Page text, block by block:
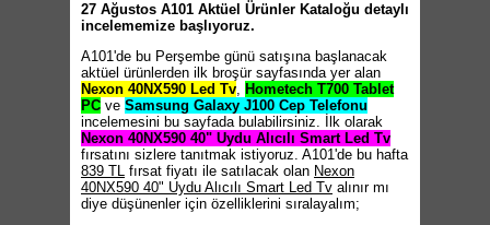
27 Ağustos A101 Aktüel Ürünler Kataloğu detaylı
incelememize başlıyoruz.
A101'de bu Perşembe günü satışına başlanacak
aktüel ürünlerden ilk broşür sayfasında yer alan
Nexon 40NX590 Led Tv, Hometech T700 Tablet
PC ve Samsung Galaxy J100 Cep Telefonu
incelemesini bu sayfada bulabilirsiniz. İlk olarak
Nexon 40NX590 40" Uydu Alıcılı Smart Led Tv
fırsatını sizlere tanıtmak istiyoruz. A101'de bu hafta
839 TL fırsat fiyatı ile satılacak olan Nexon
40NX590 40" Uydu Alıcılı Smart Led Tv alınır mı
diye düşünenler için özelliklerini sıralayalım;